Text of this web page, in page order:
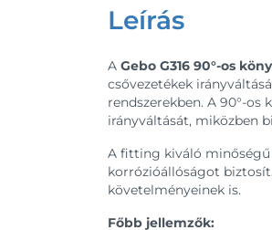
Leírás
A Gebo G316 90°-os
csővezetékek
rendszerekben. A 90°-
irányváltását, miközben
A fitting kiváló minőségű
korrózióállóságot
követelményeinek is.
Főbb jellemzők: